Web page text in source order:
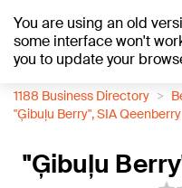
You are using an old
some interface won't
you to update your
+17°C
1188 Business Directory
"Ģibuļu Berry", SIA Qeenberry
"Ģibuļu